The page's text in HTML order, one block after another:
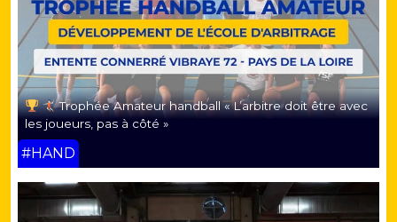
Trophée Amateur handball « L’arbitre doit être avec
les joueurs, pas à côté »
#HAND